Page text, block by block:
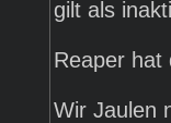
gilt als
Reaper hat
Wir Jaulen